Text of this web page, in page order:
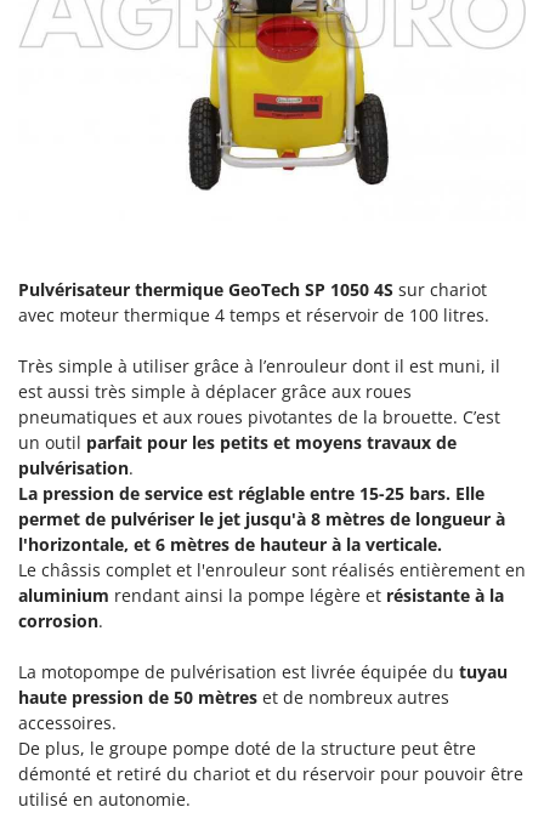
Groupes électrogènes
Gyrobroyeurs à lame pour tracteur
Haches - Cognées et Hachettes
Hachoirs à viande
Herses à Dents
L
Lames à neige
Lave-vitres
Lieuses électriques pour vignes
M
Machines à pâtes
Machines pour la transformation des fruits
Machines sous vide
Motobineuses
Motoculteurs
Motofaucheuses
Motopompes pour irrigation
Moulins à céréales électriques
Moulins à farine
E
EcoFlow
Eschenfelder
Eurosystems
F
FAC
Fama Industrie
Famag
Famur
FARMER
FBC
Ferrari Group
Ferroni
Ferrua
FIAC
Pulvérisateur thermique GeoTech SP 1050 4S sur chariot
avec moteur thermique 4 temps et réservoir de 100 litres.
Très simple à utiliser grâce à l’enrouleur dont il est muni, il
est aussi très simple à déplacer grâce aux roues
pneumatiques et aux roues pivotantes de la brouette. C’est
un outil parfait pour les petits et moyens travaux de
pulvérisation.
La pression de service est réglable entre 15-25 bars. Elle
permet de pulvériser le jet jusqu'à 8 mètres de longueur à
l'horizontale, et 6 mètres de hauteur à la verticale.
Le châssis complet et l'enrouleur sont réalisés entièrement en
aluminium rendant ainsi la pompe légère et résistante à la
corrosion.
La motopompe de pulvérisation est livrée équipée du tuyau
haute pression de 50 mètres et de nombreux autres
accessoires.
De plus, le groupe pompe doté de la structure peut être
démonté et retiré du chariot et du réservoir pour pouvoir être
utilisé en autonomie.